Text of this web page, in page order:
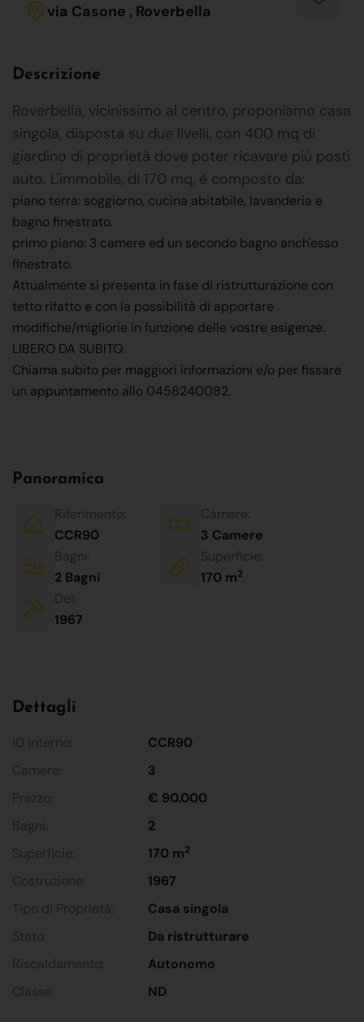
via Casone , Roverbella
Descrizione
Roverbella, vicinissimo al centro, proponiamo casa
singola, disposta su due livelli, con 400 mq di
giardino di proprietà dove poter ricavare più posti
auto. L'immobile, di 170 mq, è composto da:
piano terra: soggiorno, cucina abitabile, lavanderia e
bagno finestrato.
primo piano: 3 camere ed un secondo bagno anch'esso
finestrato.
Attualmente si presenta in fase di ristrutturazione con
tetto rifatto e con la possibilità di apportare
modifiche/migliorie in funzione delle vostre esigenze.
LIBERO DA SUBITO.
Chiama subito per maggiori informazioni e/o per fissare
un appuntamento allo 0458240082.
Panoramica
Riferimento:
CCR90
Camere:
3 Camere
Bagni:
2 Bagni
Superficie:
170 m2
Del:
1967
Dettagli
ID Interno:
CCR90
Camere:
3
Prezzo:
€ 90.000
Bagni:
2
Superficie:
170 m2
Costruzione:
1967
Tipo di Proprietà:
Casa singola
Stato:
Da ristrutturare
Riscaldamento:
Autonomo
Classe:
ND